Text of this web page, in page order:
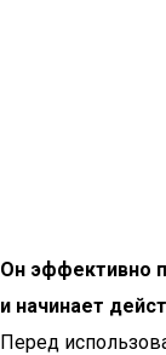
Он эффективно
и начинает
Перед